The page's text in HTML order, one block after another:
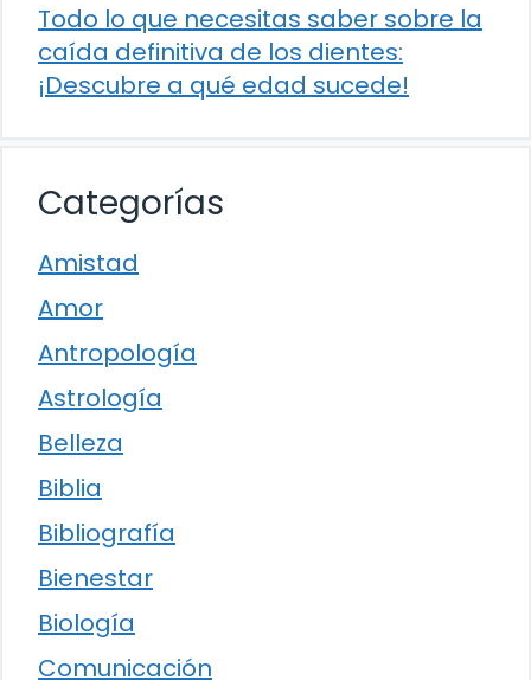
Todo lo que necesitas saber sobre la
caída definitiva de los dientes:
¡Descubre a qué edad sucede!
Categorías
Amistad
Amor
Antropología
Astrología
Belleza
Biblia
Bibliografía
Bienestar
Biología
Comunicación